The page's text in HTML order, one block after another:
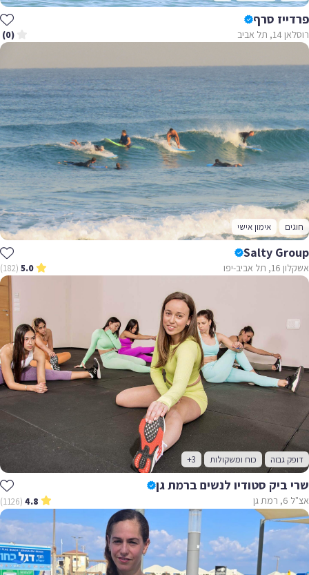
פרדייז סרף
רוסלאן 14, תל אביב (0)
חוגים אימון אישי
Salty Group
אשקלון 16, תל אביב-יפו 5.0
(182)
דופק גבוה כוח ומשקולות +3
שרי ביק סטודיו לנשים ברמת גן
אצ"ל 6, רמת גן 4.8
(1126)